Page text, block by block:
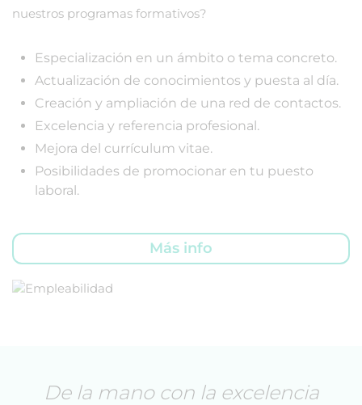
nuestros programas formativos?
Especialización en un ámbito o tema concreto.
Actualización de conocimientos y puesta al día.
Creación y ampliación de una red de contactos.
Excelencia y referencia profesional.
Mejora del currículum vitae.
Posibilidades de promocionar en tu puesto
laboral.
Más info
De la mano con la excelencia